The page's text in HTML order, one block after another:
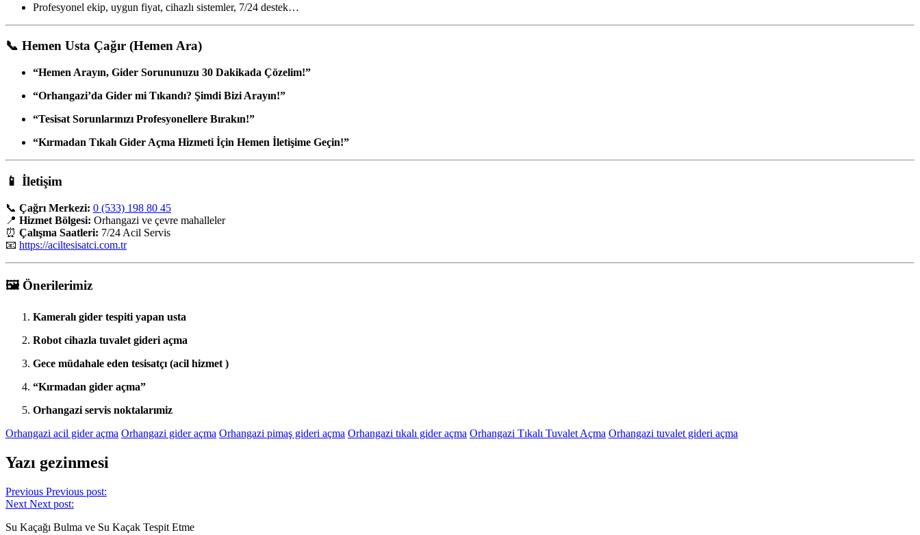
Profesyonel ekip, uygun fiyat, cihazlı sistemler, 7/24 destek…
📞 Hemen Usta Çağır (Hemen Ara)
“Hemen Arayın, Gider Sorununuzu 30 Dakikada Çözelim!”
“Orhangazi’da Gider mi Tıkandı? Şimdi Bizi Arayın!”
“Tesisat Sorunlarınızı Profesyonellere Bırakın!”
“Kırmadan Tıkalı Gider Açma Hizmeti İçin Hemen İletişime Geçin!”
📱 İletişim
📞 Çağrı Merkezi: 0 (533) 198 80 45
📍 Hizmet Bölgesi: Orhangazi ve çevre mahalleler
⏰ Çalışma Saatleri: 7/24 Acil Servis
📧 https://aciltesisatci.com.tr
🖼️ Önerilerimiz
Kameralı gider tespiti yapan usta
Robot cihazla tuvalet gideri açma
Gece müdahale eden tesisatçı (acil hizmet )
“Kırmadan gider açma”
Orhangazi servis noktalarımiz
Orhangazi acil gider açma Orhangazi gider açma Orhangazi pimaş gideri açma Orhangazi tıkalı gider açma Orhangazi Tıkalı Tuvalet Açma Orhangazi tuvalet gideri açma
Yazı gezinmesi
Previous Previous post:
Next Next post:
Su Kaçağı Bulma ve Su Kaçak Tespit Etme